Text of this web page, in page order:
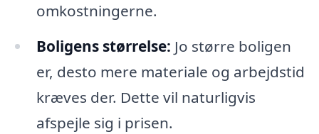
omkostningerne.
Boligens størrelse: Jo større boligen
er, desto mere materiale og arbejdstid
kræves der. Dette vil naturligvis
afspejle sig i prisen.